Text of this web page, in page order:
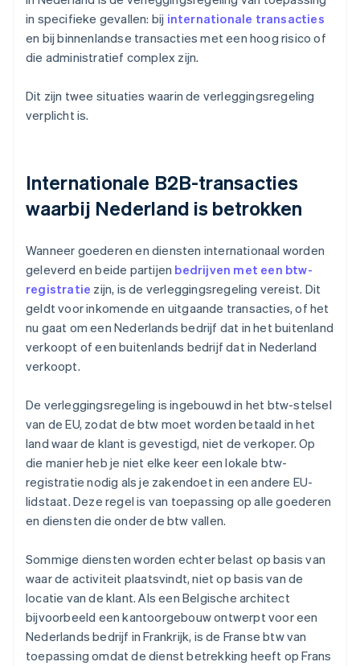
in specifieke gevallen: bij internationale transacties
en bij binnenlandse transacties met een hoog risico of
die administratief complex zijn.
Dit zijn twee situaties waarin de verleggingsregeling
verplicht is.
Internationale B2B-transacties
waarbij Nederland is betrokken
Wanneer goederen en diensten internationaal worden
geleverd en beide partijen bedrijven met een btw-
registratie zijn, is de verleggingsregeling vereist. Dit
geldt voor inkomende en uitgaande transacties, of het
nu gaat om een Nederlands bedrijf dat in het buitenland
verkoopt of een buitenlands bedrijf dat in Nederland
verkoopt.
De verleggingsregeling is ingebouwd in het btw-stelsel
van de EU, zodat de btw moet worden betaald in het
land waar de klant is gevestigd, niet de verkoper. Op
die manier heb je niet elke keer een lokale btw-
registratie nodig als je zakendoet in een andere EU-
lidstaat. Deze regel is van toepassing op alle goederen
en diensten die onder de btw vallen.
Sommige diensten worden echter belast op basis van
waar de activiteit plaatsvindt, niet op basis van de
locatie van de klant. Als een Belgische architect
bijvoorbeeld een kantoorgebouw ontwerpt voor een
Nederlands bedrijf in Frankrijk, is de Franse btw van
toepassing omdat de dienst betrekking heeft op Frans